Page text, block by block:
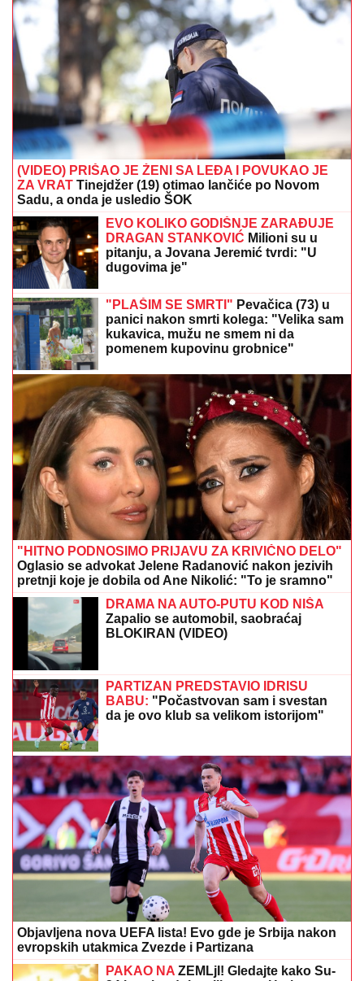
(VIDEO) PRIŠAO JE ŽENI SA LEĐA I POVUKAO JE
ZA VRAT Tinejdžer (19) otimao lančiće po Novom
Sadu, a onda je usledio ŠOK
EVO KOLIKO GODIŠNJE ZARAĐUJE
DRAGAN STANKOVIĆ Milioni su u
pitanju, a Jovana Jeremić tvrdi: "U
dugovima je"
"PLAŠIM SE SMRTI" Pevačica (73) u
panici nakon smrti kolega: "Velika sam
kukavica, mužu ne smem ni da
pomenem kupovinu grobnice"
"HITNO PODNOSIMO PRIJAVU ZA KRIVIČNO DELO"
Oglasio se advokat Jelene Radanović nakon jezivih
pretnji koje je dobila od Ane Nikolić: "To je sramno"
DRAMA NA AUTO-PUTU KOD NIŠA
Zapalio se automobil, saobraćaj
BLOKIRAN (VIDEO)
PARTIZAN PREDSTAVIO IDRISU
BABU: "Počastvovan sam i svestan
da je ovo klub sa velikom istorijom"
Objavljena nova UEFA lista! Evo gde je Srbija nakon
evropskih utakmica Zvezde i Partizana
PAKAO NA ZEMLjI! Gledajte kako Su-